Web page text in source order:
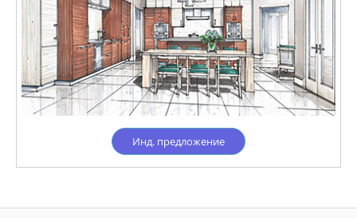
Инд. предложение